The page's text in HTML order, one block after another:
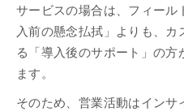
サービスの場合は、フィール
入前の懸念払拭」よりも、
る「導入後のサポート」の方
ます。
そのため、営業活動はインサ